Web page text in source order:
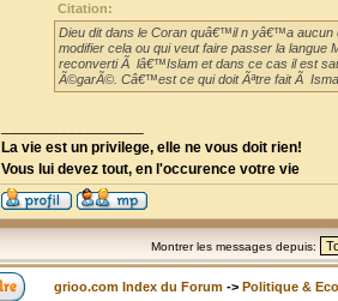
Citation:
Dieu dit dans le Coran quâ€™il n yâ€™a aucun
modifier cela ou qui veut faire passer la
reconverti Ã lâ€™Islam et dans ce cas il est
Ã©garÃ©. Câ€™est ce qui doit Ãªtre fait Ã
La vie est un privilege, elle ne vous doit rien!
Vous lui devez tout, en l'occurence votre vie
Montrer les messages depuis:
grioo.com Index du Forum -> Politique &